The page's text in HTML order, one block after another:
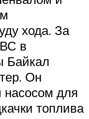
хода. За
в
Байкал
Он
для
топлива